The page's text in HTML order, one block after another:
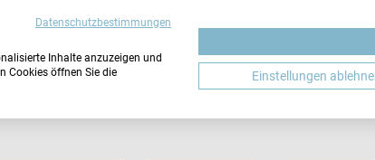
Datenschutzbestimmungen
Inhalte anzuzeigen und
Cookies öffnen Sie die
Einstellungen